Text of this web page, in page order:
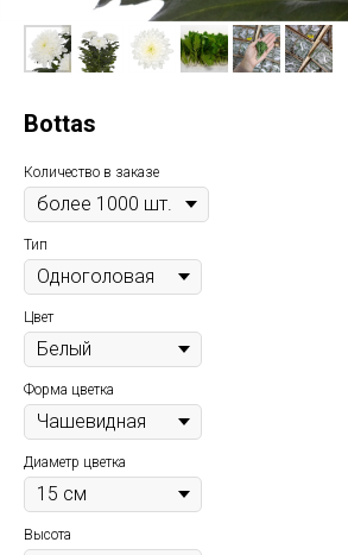
Bottas
Количество в заказе
Тип
Цвет
Форма цветка
Диаметр цветка
Высота